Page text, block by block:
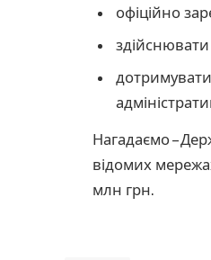
офіційно
Нагадаємо –
відомих
млн грн.